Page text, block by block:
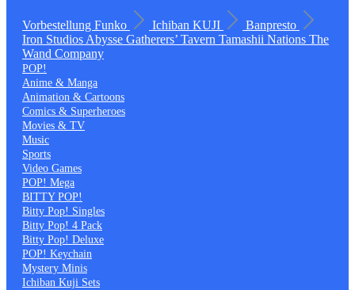
Vorbestellung Funko Ichiban KUJI
Banpresto
Iron Studios Abysse Gatherers’ Tavern Tamashii Nations The
Wand Company
POP!
Anime & Manga
Animation & Cartoons
Comics & Superheroes
Movies & TV
Music
Sports
Video Games
POP! Mega
BITTY POP!
Bitty Pop! Singles
Bitty Pop! 4 Pack
Bitty Pop! Deluxe
POP! Keychain
Mystery Minis
Ichiban Kuji Sets